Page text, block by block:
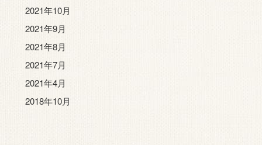
2021年10月
2021年9月
2021年8月
2021年7月
2021年4月
2018年10月